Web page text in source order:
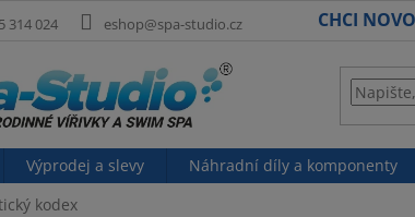
314 024 eshop@spa-studio.cz CHCI
Výprodej a slevy Náhradní díly a komponenty
kodex